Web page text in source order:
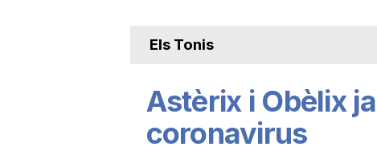
u
Els Tonis
Astèrix i Obèlix
coronavirus